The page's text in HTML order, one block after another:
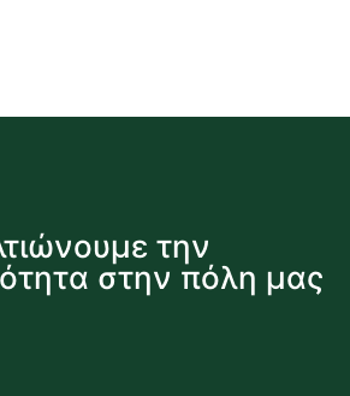
την
στην πόλη μας